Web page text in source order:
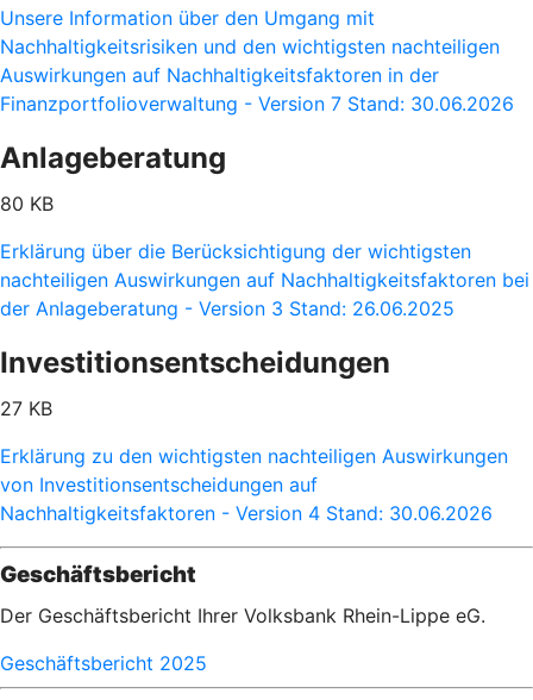
Unsere Information über den Umgang mit
Nachhaltigkeitsrisiken und den wichtigsten nachteiligen
Auswirkungen auf Nachhaltigkeitsfaktoren in der
Finanzportfolioverwaltung - Version 7 Stand: 30.06.2026
Anlageberatung
80 KB
Erklärung über die Berücksichtigung der wichtigsten
nachteiligen Auswirkungen auf Nachhaltigkeitsfaktoren bei
der Anlageberatung - Version 3 Stand: 26.06.2025
Investitionsentscheidungen
27 KB
Erklärung zu den wichtigsten nachteiligen Auswirkungen
von Investitionsentscheidungen auf
Nachhaltigkeitsfaktoren - Version 4 Stand: 30.06.2026
Geschäftsbericht
Der Geschäftsbericht Ihrer Volksbank Rhein-Lippe eG.
Geschäftsbericht 2025